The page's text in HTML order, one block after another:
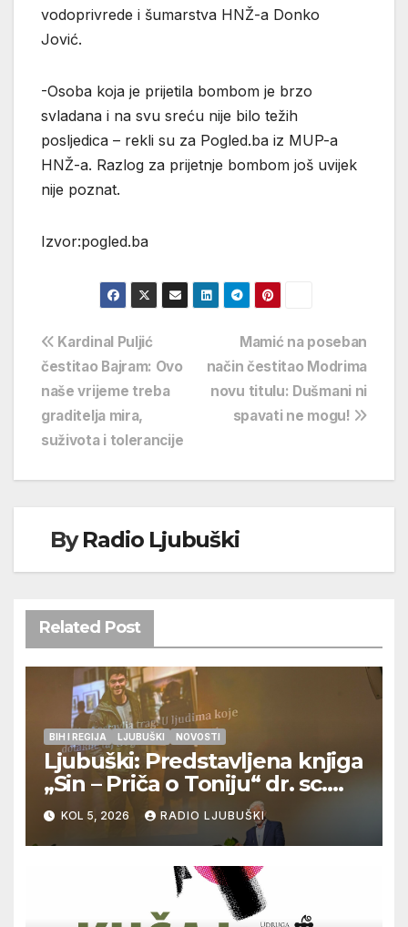
vodoprivrede i šumarstva HNŽ-a Donko
Jović.
-Osoba koja je prijetila bombom je brzo
svladana i na svu sreću nije bilo težih
posljedica – rekli su za Pogled.ba iz MUP-a
HNŽ-a. Razlog za prijetnje bombom još uvijek
nije poznat.
Izvor:pogled.ba
Navigacija
objava
Mamić na poseban
način čestitao Modrima
novu titulu: Dušmani ni
spavati ne mogu!
Kardinal Puljić
čestitao Bajram: Ovo
naše vrijeme treba
graditelja mira,
suživota i tolerancije
ByRadio Ljubuški
Related Post
BIH I REGIJA LJUBUŠKI NOVOSTI
Ljubuški: Predstavljena knjiga
„Sin – Priča o Toniju“ dr. sc.
Zdenka Hercega
KOL 5, 2026 RADIO LJUBUŠKI